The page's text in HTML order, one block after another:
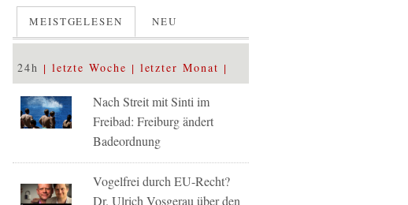
MEISTGELESEN NEU
24h letzte Woche letzter Monat
Nach Streit mit Sinti im
Freibad: Freiburg ändert
Badeordnung
Vogelfrei durch EU-Recht?
Dr. Ulrich Vosgerau über den